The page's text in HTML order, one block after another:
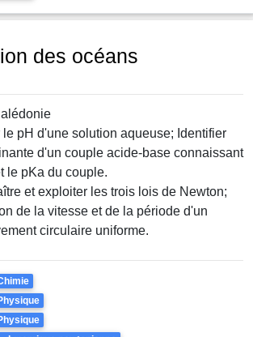
des océans
pH d'une solution aqueuse; Identifier
d'un couple acide-base connaissant
le pKa du couple.
et exploiter les trois lois de Newton;
de la vitesse et de la période d'un
circulaire uniforme.